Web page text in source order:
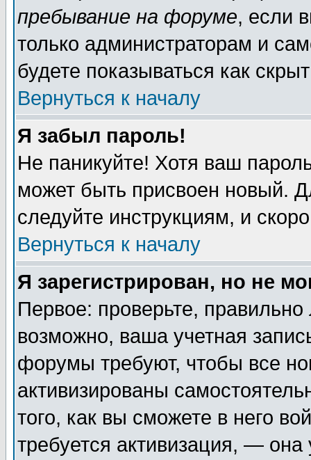
пребывание на форуме, если
только администраторам и
будете показываться как
Вернуться к началу
Я забыл пароль!
Не паникуйте! Хотя ваш
может быть присвоен новый.
следуйте инструкциям, и
Вернуться к началу
Я зарегистрирован, но не
Первое: проверьте,
возможно, ваша учетная
форумы требуют, чтобы все
активизированы
того, как вы сможете в него
требуется активизация, —